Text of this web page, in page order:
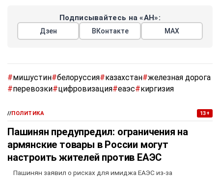
Подписывайтесь на «АН»:
Дзен ВКонтакте МАХ
#мишустин#белоруссия#казахстан#железная дорога
#перевозки#цифровизация#еаэс#киргизия
//ПОЛИТИКА 13+
Пашинян предупредил: ограничения на
армянские товары в России могут
настроить жителей против ЕАЭС
Пашинян заявил о рисках для имиджа ЕАЭС из-за